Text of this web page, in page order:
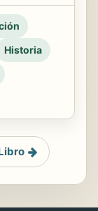
Historia